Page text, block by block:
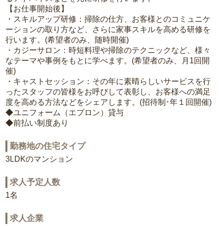
【お仕事開始後】
・スキルアップ研修：掃除の仕方、お客様とのコミュニケ
ーションの取り方など、さらに家事スキルを高める研修を
行います。(希望者のみ、随時開催)
・カジーサロン：時短料理や掃除のテクニックなど、様々
なテーマや事例をもとに学べます。(希望者のみ、月1回開
催)
・キャストセッション：その年に素晴らしいサービスを行
ったスタッフの皆様をお呼びして表彰し、お客様への満足
度を高める方法などをシェアします。(招待制･年１回開催)
◆ユニフォーム（エプロン）貸与
◆前払い制度あり
勤務地の住宅タイプ
3LDKのマンション
求人予定人数
1名
求人企業